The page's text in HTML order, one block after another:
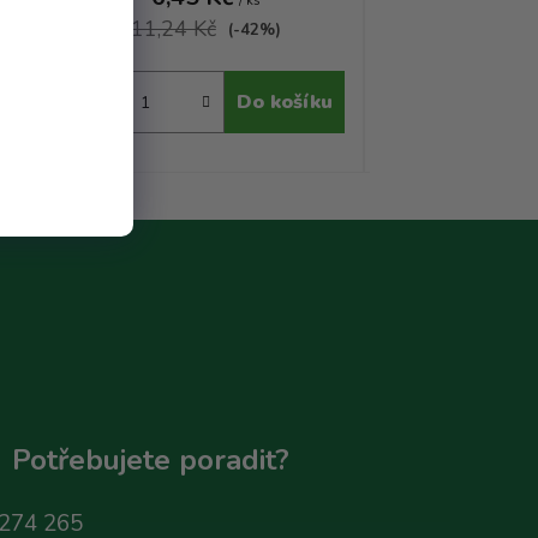
11,24 Kč (-42%)
Do košíku
Potřebujete poradit?
265